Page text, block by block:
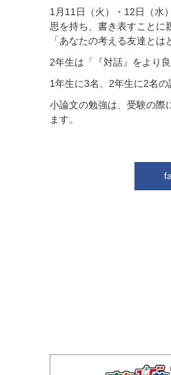
1月11日（火）・12日（水
思を持ち、書き表すことに
「あなたの考える友達とは
2年生は「『対話』をより
1年生に3名、2年生に2名
小論文の勉強は、受験の際
ます。